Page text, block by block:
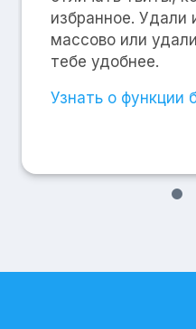
избранное. Удали
массово или
тебе удобнее.
Узнать о функции